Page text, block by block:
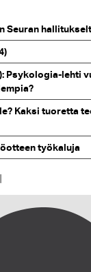
Seuran
Psykologia-lehti
Kaksi tuoretta
työkaluja